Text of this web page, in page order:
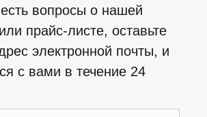
вопросы о нашей
прайс-листе, оставьте
электронной почты, и
с вами в течение 24